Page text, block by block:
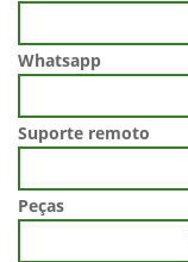
Whatsapp
Suporte remoto
Peças